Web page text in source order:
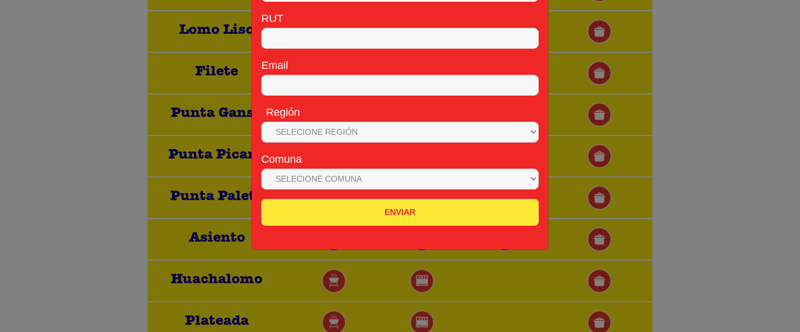
Lomo Liso
Filete
Punta Ganso
Punta Picana
Punta Paleta
Asiento
Huachalomo
Plateada
RUT
Email
Región
Comuna
ENVIAR